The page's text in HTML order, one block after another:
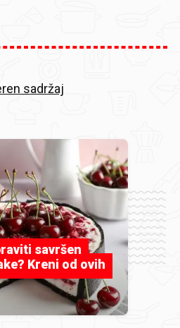
sadržaj
savršen
Kreni od ovih